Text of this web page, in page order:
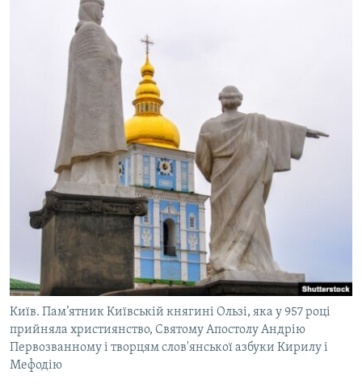
Київ. Пам’ятник Київській княгині Ользі, яка у 957 році
прийняла християнство, Святому Апостолу Андрію
Первозванному і творцям слов'янської азбуки Кирилу і
Мефодію